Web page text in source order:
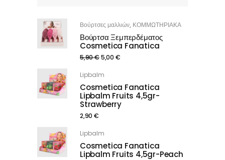
Βούρτσες μαλλιών, ΚΟΜΜΩΤΗΡΙΑΚΑ
Βούρτσα Ξεμπερδέματος
Cosmetica Fanatica
5,90€5,00 €
Lipbalm
Cosmetica Fanatica
Lipbalm Fruits 4,5gr-
Strawberry
2,90 €
Lipbalm
Cosmetica Fanatica
Lipbalm Fruits 4,5gr-Peach